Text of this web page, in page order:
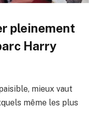
pleinement
Harry
mieux vaut
même les plus